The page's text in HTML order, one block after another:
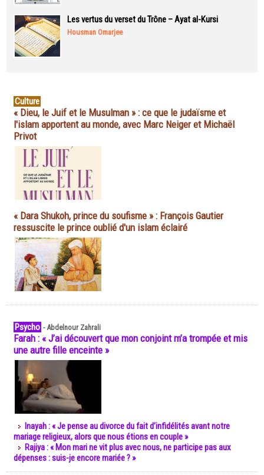
Les vertus du verset du Trône – Ayat al-Kursi
Housman Omarjee
Culture
« Dieu, le Juif et le Musulman » : ce que le judaïsme et
l'islam apportent au monde, avec Marc Neiger et Michaël
Privot
« Dara Shukoh, prince du soufisme » : François Gautier
ressuscite le prince oublié d'un islam éclairé
Psycho -Abdelnour Zahrali
Farah : « J’ai découvert que mon conjoint m’a trompée et mis
une autre fille enceinte »
Inayah : « Je pense au divorce du fait d’infidélités avant notre
mariage religieux, alors que nous étions en couple »
Rajiya : « Mon mari ne vit plus avec nous, ne participe pas aux
dépenses : suis-je encore mariée ? »